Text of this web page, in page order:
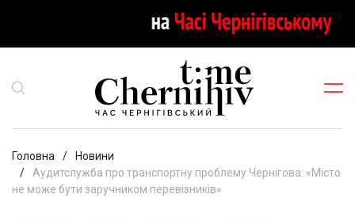
Головна
Новини
Аудитслужба про транспортну проблему Чернігова: «Місто
не може бути заручником перевізників»